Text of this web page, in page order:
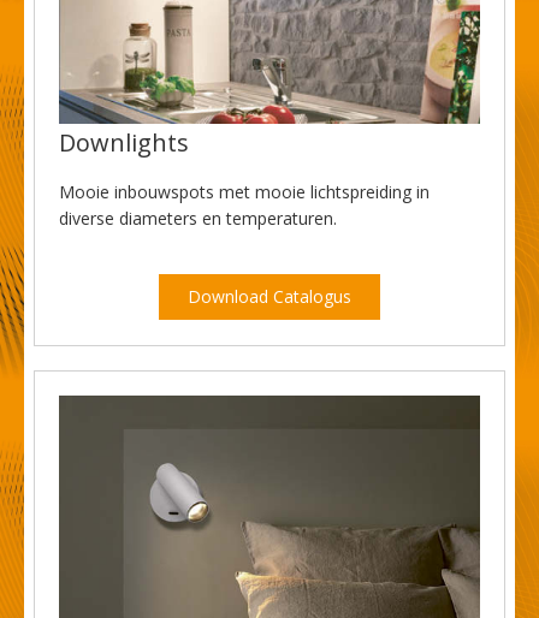
Downlights
Mooie inbouwspots met mooie lichtspreiding in
diverse diameters en temperaturen.
Download Catalogus